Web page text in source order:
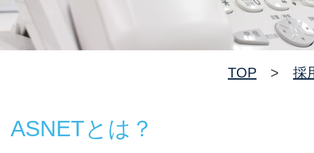
TOP > 採
ASNETとは？